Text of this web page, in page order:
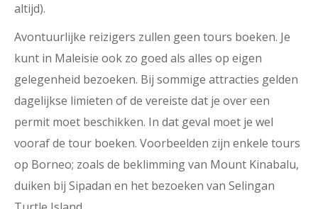
altijd).
Avontuurlijke reizigers zullen geen tours boeken. Je
kunt in Maleisie ook zo goed als alles op eigen
gelegenheid bezoeken. Bij sommige attracties gelden
dagelijkse limieten of de vereiste dat je over een
permit moet beschikken. In dat geval moet je wel
vooraf de tour boeken. Voorbeelden zijn enkele tours
op Borneo; zoals de beklimming van Mount Kinabalu,
duiken bij Sipadan en het bezoeken van Selingan